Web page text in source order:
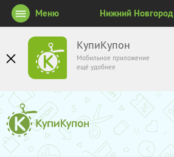
КупиКупон
Мобильное приложение
ещё удобнее
Меню Нижний Новгород